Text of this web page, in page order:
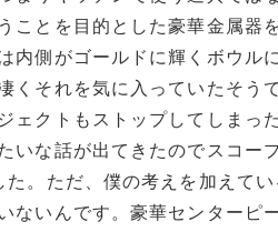
ことを目的とした豪華金属器
内側がゴールドに輝くボウル
くそれを気に入っていたそう
ェクトもストップしてしまっ
いな話が出てきたのでスコー
。ただ、僕の考えを加えて
ないんです。豪華センターピ